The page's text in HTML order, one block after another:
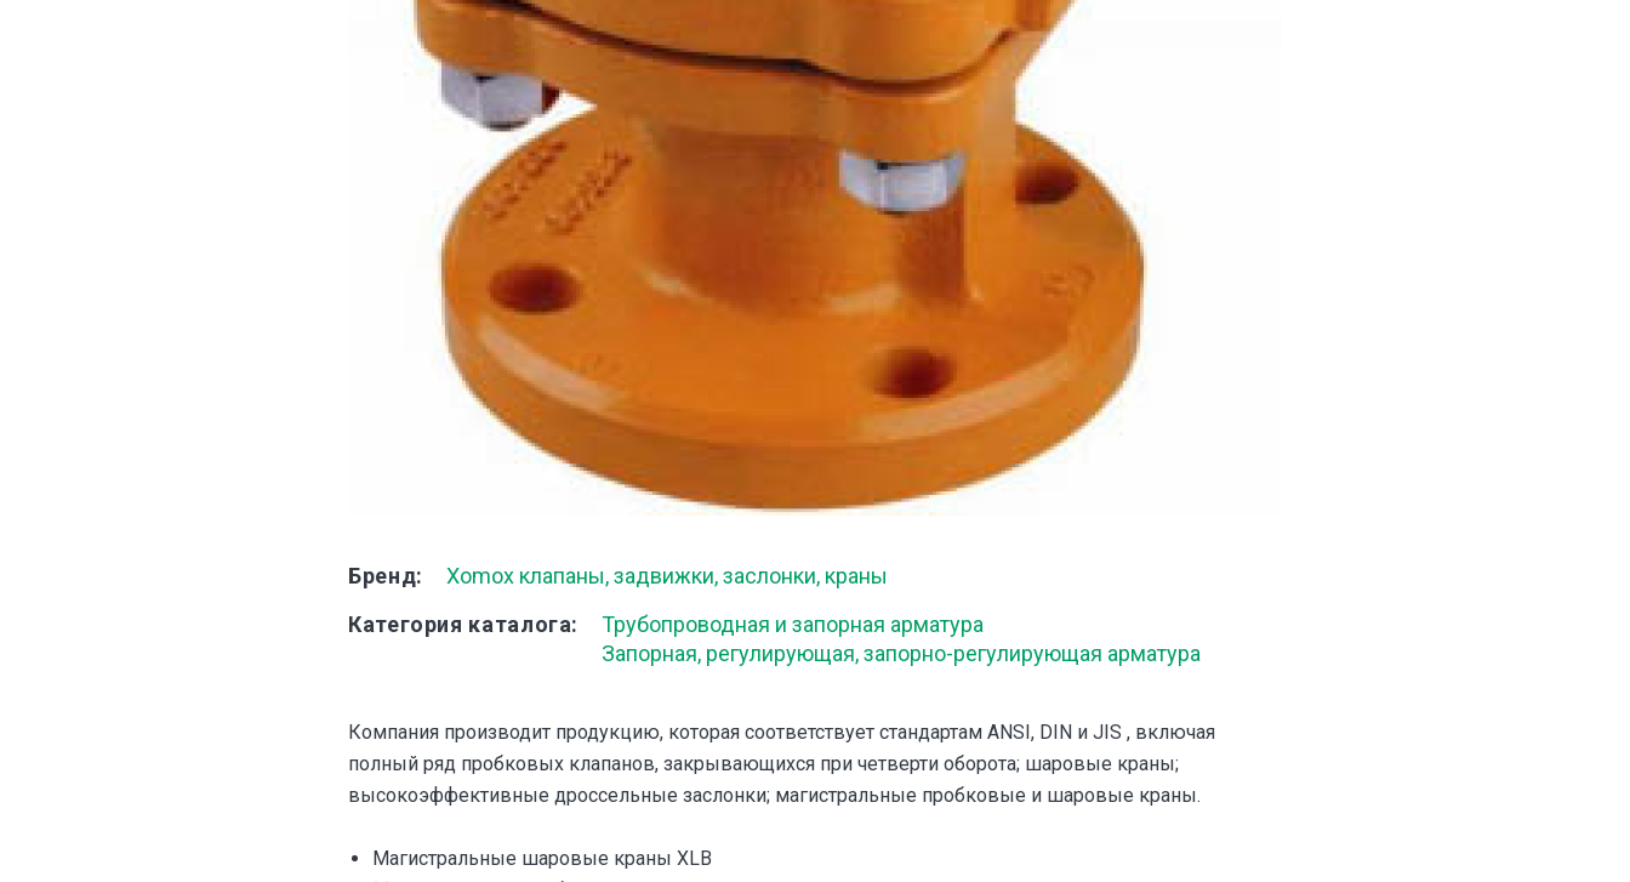
Бренд
Xomox клапаны, задвижки, заслонки, краны
Категория каталога
Трубопроводная и запорная арматура
Запорная, регулирующая, запорно-регулирующая арматура
Компания производит продукцию, которая соответствует стандартам ANSI, DIN и JIS , включая
полный ряд пробковых клапанов, закрывающихся при четверти оборота; шаровые краны;
высокоэффективные дроссельные заслонки; магистральные пробковые и шаровые краны.
Магистральные шаровые краны XLB